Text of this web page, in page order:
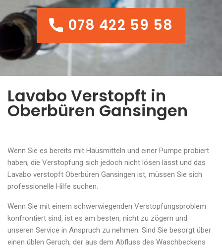
078 422 59 58
078 422 59 58
Lavabo Verstopft in
Oberbüren Gansingen
Wenn Sie es bereits mit Hausmitteln und einer Pumpe probiert
haben, die Verstopfung sich jedoch nicht lösen lässt und das
Lavabo verstopft Oberbüren Gansingen ist, müssen Sie sich
professionelle Hilfe suchen.
Wenn Sie mit einem schwerwiegenden Verstopfungsproblem
konfrontiert sind, ist es am besten, nicht zu zögern und
unseren Service in Anspruch zu nehmen. Sind Sie besorgt über
einen üblen Geruch, der aus dem Abfluss des Waschbeckens